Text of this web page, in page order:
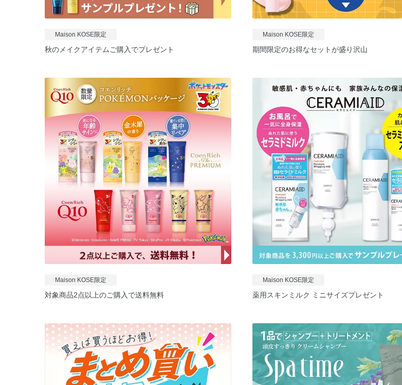
Maison KOSE限定
秋のメイクアイテムご購入でプレゼント
Maison KOSE限定
期間限定のお得なセットが盛り沢山
Maison KOSE限定
対象商品2点以上のご購入で送料無料
Maison KOSE限定
薬用スキンミルク ミニサイズプレゼント